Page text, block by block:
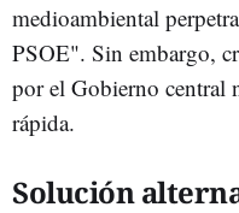
medioambiental
PSOE". Sin embargo,
por el Gobierno central
rápida.
Solución